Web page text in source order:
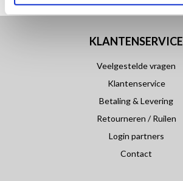
KLANTENSERVICE
Veelgestelde vragen
Klantenservice
Betaling & Levering
Retourneren / Ruilen
Login partners
Contact